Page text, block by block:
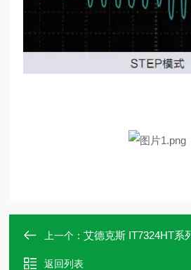
上一个：艾德克斯 IT7324HT系
返回列表